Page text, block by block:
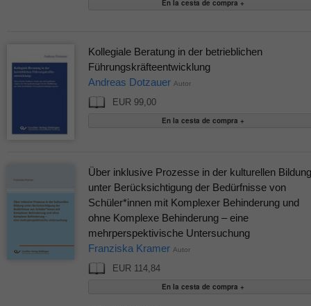
Kollegiale Beratung in der betrieblichen
Führungskräfteentwicklung
Andreas Dotzauer Autor
EUR 99,00
Über inklusive Prozesse in der kulturellen Bildung
unter Berücksichtigung der Bedürfnisse von
Schüler*innen mit Komplexer Behinderung und
ohne Komplexe Behinderung – eine
mehrperspektivische Untersuchung
Franziska Kramer Autor
EUR 114,84